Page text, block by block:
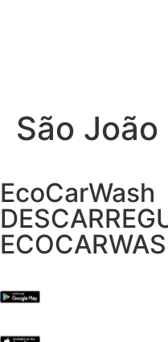
São
EcoCarWash